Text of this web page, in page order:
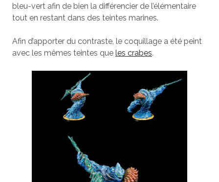
bleu-vert afin de bien la différencier de l’élémentaire
tout en restant dans des teintes marines.
Afin d’apporter du contraste, le coquillage a été peint
avec les mêmes teintes que les crabes.